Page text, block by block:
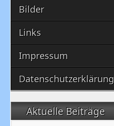
Bilder
Links
Impressum
Datenschutzerklärung
Aktuelle Beiträge